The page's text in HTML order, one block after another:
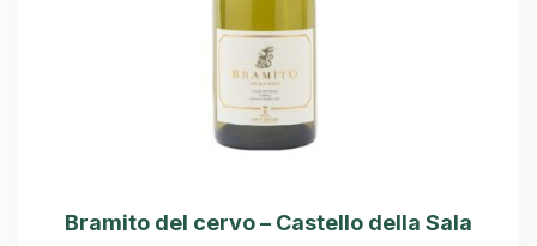
Bramito del cervo – Castello della Sala